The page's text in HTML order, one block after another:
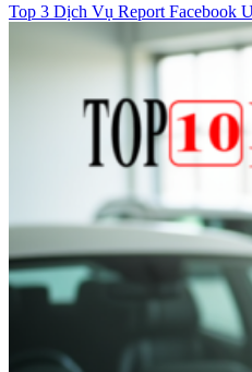
Top 3 Dịch Vụ Report Facebook